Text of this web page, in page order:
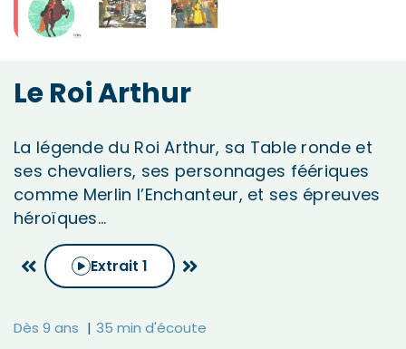
Le Roi Arthur
La légende du Roi Arthur, sa Table ronde et
ses chevaliers, ses personnages féériques
comme Merlin l’Enchanteur, et ses épreuves
héroïques…
Extrait 1
Dès 9 ans 35 min d'écoute